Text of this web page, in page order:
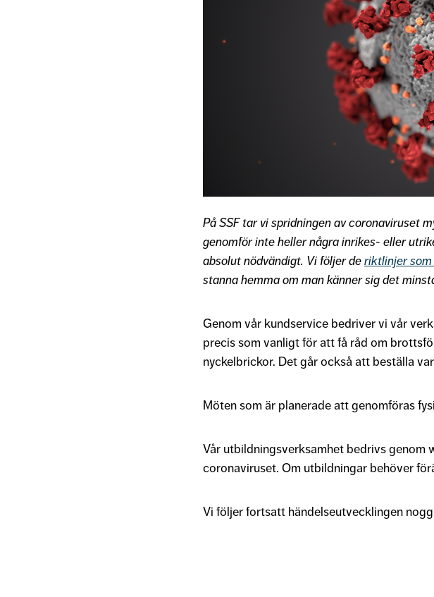
På SSF tar vi spridningen av coronaviruset
genomför inte heller några inrikes- eller
absolut nödvändigt. Vi följer deriktlinjer
stanna hemma om man känner sig det
Genom vår kundservice bedriver vi vår
precis som vanligt för att få råd om
nyckelbrickor. Det går också att beställa
Möten som är planerade att genomföras
Vår utbildningsverksamhet bedrivs
coronaviruset. Om utbildningar behöver
Vi följer fortsatt händelseutvecklingen